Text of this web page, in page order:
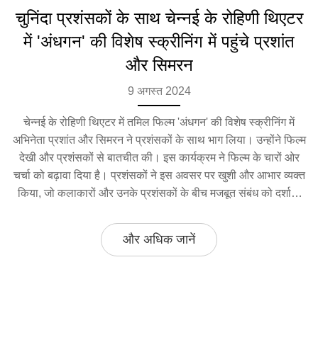
चुनिंदा प्रशंसकों के साथ चेन्नई के रोहिणी थिएटर
में 'अंधगन' की विशेष स्क्रीनिंग में पहुंचे प्रशांत
और सिमरन
9 अगस्त 2024
चेन्नई के रोहिणी थिएटर में तमिल फिल्म 'अंधगन' की विशेष स्क्रीनिंग में
अभिनेता प्रशांत और सिमरन ने प्रशंसकों के साथ भाग लिया। उन्होंने फिल्म
देखी और प्रशंसकों से बातचीत की। इस कार्यक्रम ने फिल्म के चारों ओर
चर्चा को बढ़ावा दिया है। प्रशंसकों ने इस अवसर पर खुशी और आभार व्यक्त
किया, जो कलाकारों और उनके प्रशंसकों के बीच मजबूत संबंध को दर्शाता
और अधिक जानें